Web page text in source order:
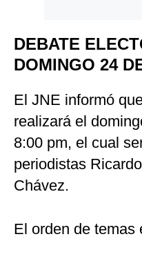
DEBATE
DOMINGO 24
El JNE informó
realizará el
8:00 pm, el cual
periodistas
Chávez.
El orden de temas